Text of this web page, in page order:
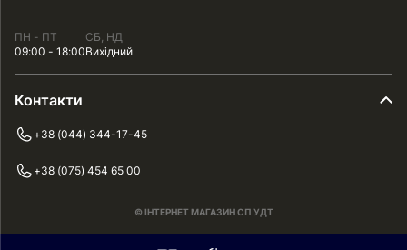
ПН - ПТ
09:00 - 18:00
СБ, НД
Вихідний
Контакти
+38 (044) 344-17-45
+38 (075) 454 65 00
© ІНТЕРНЕТ МАГАЗИН СП УДТ